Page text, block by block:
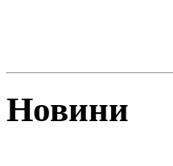
Новини